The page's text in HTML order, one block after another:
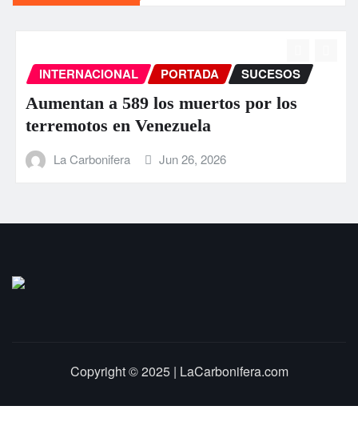
INTERNACIONAL PORTADA SUCESOS
Aumentan a 589 los muertos por los
terremotos en Venezuela
La Carbonifera Jun 26, 2026
Copyright © 2025 | LaCarbonifera.com